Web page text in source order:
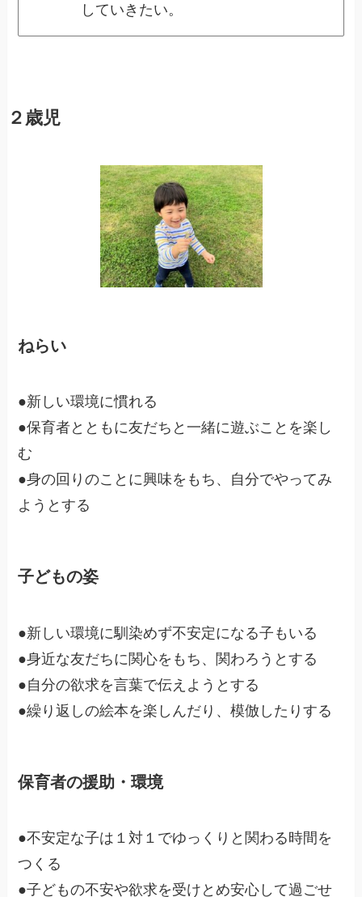
していきたい。
２歳児
ねらい
●新しい環境に慣れる
●保育者とともに友だちと一緒に遊ぶことを楽し
む
●身の回りのことに興味をもち、自分でやってみ
ようとする
子どもの姿
●新しい環境に馴染めず不安定になる子もいる
●身近な友だちに関心をもち、関わろうとする
●自分の欲求を言葉で伝えようとする
●繰り返しの絵本を楽しんだり、模倣したりする
保育者の援助・環境
●不安定な子は１対１でゆっくりと関わる時間を
つくる
●子どもの不安や欲求を受けとめ安心して過ごせ